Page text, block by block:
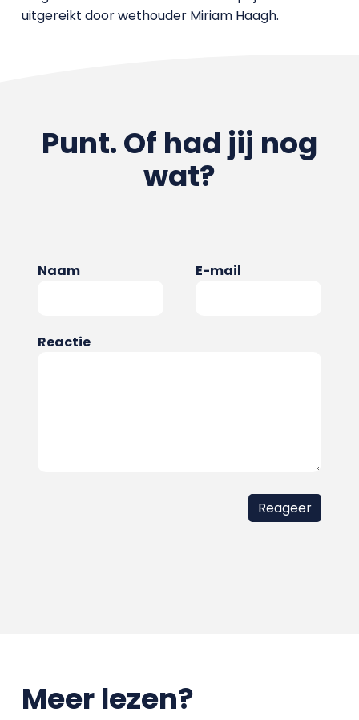
uitgereikt door wethouder Miriam Haagh.
Punt. Of had jij nog
wat?
Naam E-mail
Reactie
Meer lezen?